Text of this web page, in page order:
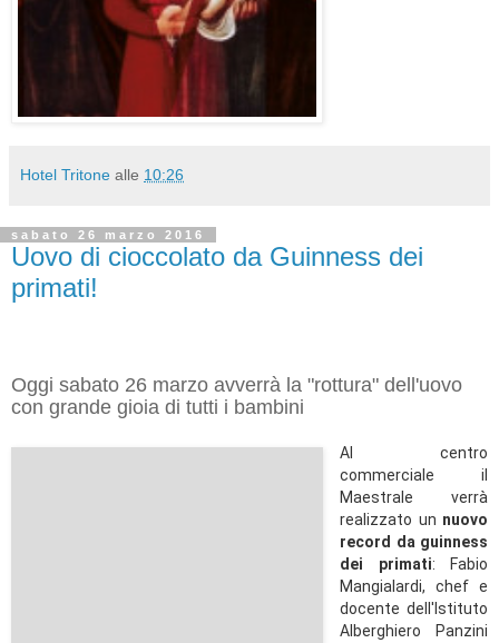
Hotel Tritone alle 10:26
sabato 26 marzo 2016
Uovo di cioccolato da Guinness dei
primati!
Oggi sabato 26 marzo avverrà la "rottura" dell'uovo
con grande gioia di tutti i bambini
Al centro
commerciale il
Maestrale verrà
realizzato un nuovo
record da guinness
dei primati: Fabio
Mangialardi, chef e
docente dell'Istituto
Alberghiero Panzini